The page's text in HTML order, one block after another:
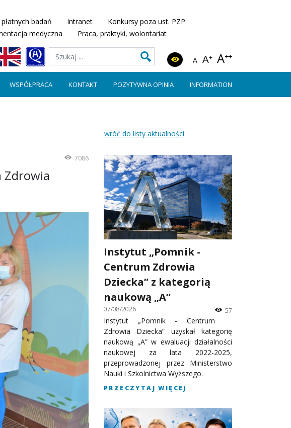
badań Intranet
Konkursy poza ust. PZP
medyczna Praca, praktyki, wolontariat
A A+ A++
WSPÓŁPRACA KONTAKT POZYTYWNA OPINIA INFORMATION
7086
Zdrowia
wróć do listy aktualności
Instytut „Pomnik -
Centrum Zdrowia
Dziecka” z kategorią
naukową „A”
07/08/2026 57
Instytut „Pomnik - Centrum
Zdrowia Dziecka” uzyskał kategorię
naukową „A” w ewaluacji działalności
naukowej za lata 2022-2025,
przeprowadzonej przez Ministerstwo
Nauki i Szkolnictwa Wyższego.
PRZECZYTAJ WIĘCEJ